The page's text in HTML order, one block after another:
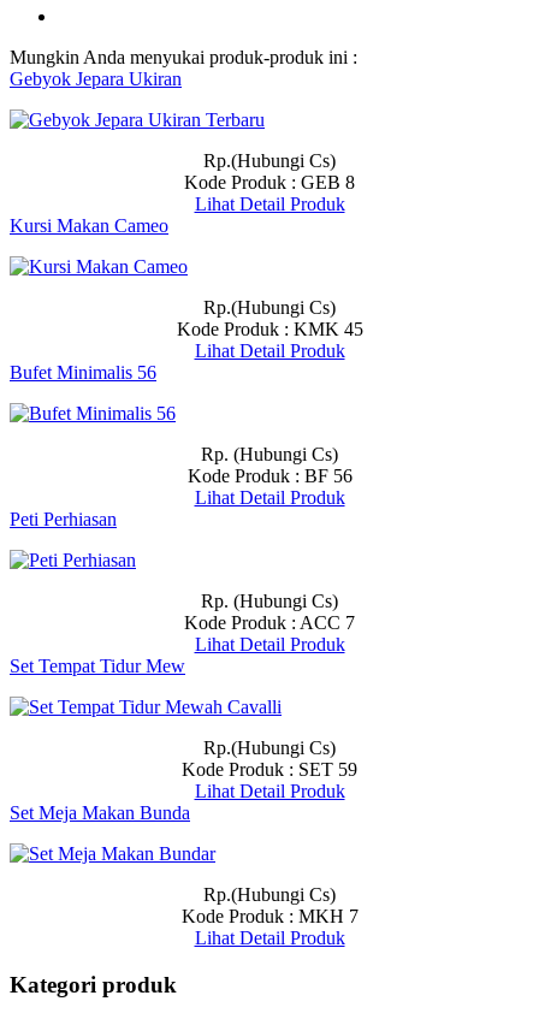
Mungkin Anda menyukai produk-produk ini :
Gebyok Jepara Ukiran
Rp.(Hubungi Cs)
Kode Produk : GEB 8
Lihat Detail Produk
Kursi Makan Cameo
Rp.(Hubungi Cs)
Kode Produk : KMK 45
Lihat Detail Produk
Bufet Minimalis 56
Rp. (Hubungi Cs)
Kode Produk : BF 56
Lihat Detail Produk
Peti Perhiasan
Rp. (Hubungi Cs)
Kode Produk : ACC 7
Lihat Detail Produk
Set Tempat Tidur Mew
Rp.(Hubungi Cs)
Kode Produk : SET 59
Lihat Detail Produk
Set Meja Makan Bunda
Rp.(Hubungi Cs)
Kode Produk : MKH 7
Lihat Detail Produk
Kategori produk